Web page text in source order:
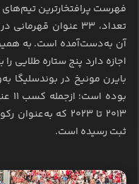
فهرست پرافتخارترین تیم‌های
تعداد، ۳۳ عنوان
آن به‌دست‌آمده است. به
اجازه دارد پنج ستاره
بایرن مونیخ در بوندسلیگا
۲۰۱۳ تا ۲۰۲۳ که
ثبت رسیده است.